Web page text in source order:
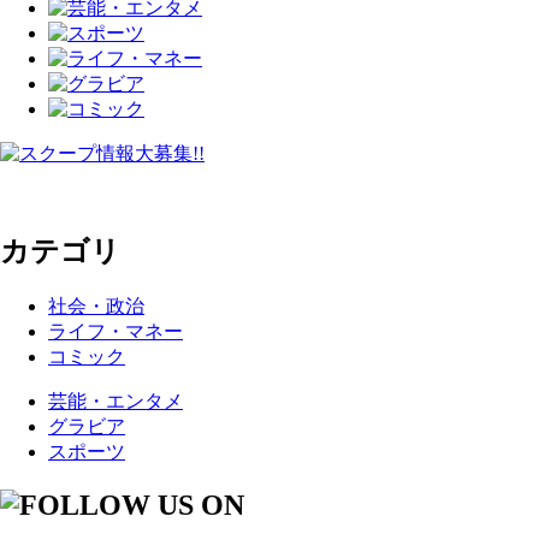
カテゴリ
社会・政治
ライフ・マネー
コミック
芸能・エンタメ
グラビア
スポーツ